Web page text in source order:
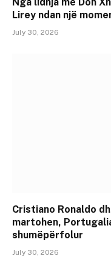
Lirey ndan një
July 30, 2026
Cristiano Ronaldo
martohen,
shumëpërfolur
July 30, 2026